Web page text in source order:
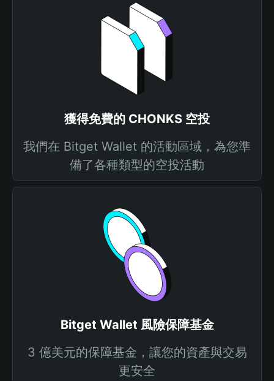
獲得免費的 CHONKS 空投
我們在 Bitget Wallet 的活動區域，為您準
備了各種類型的空投活動
Bitget Wallet 風險保障基金
3 億美元的保障基金，讓您的資產與交易
更安全